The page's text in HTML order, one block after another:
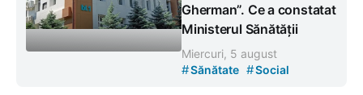
Gherman”. Ce a constatat
Ministerul Sănătății
Miercuri, 5 august
#Sănătate #Social